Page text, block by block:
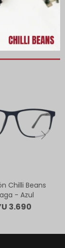
Chilli Beans
- Azul
3.690